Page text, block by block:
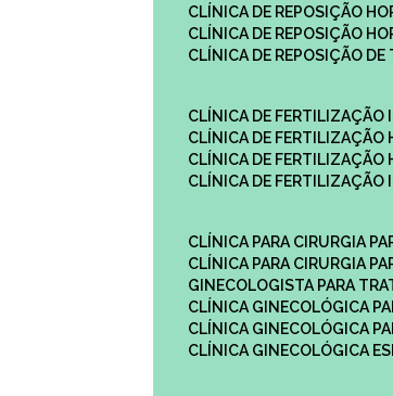
CLÍNICA DE REPOSIÇÃO
CLÍNICA DE REPOSIÇÃO
CLÍNICA DE REPOSIÇÃO
CLÍNICA DE FERTILIZAÇÃO
CLÍNICA DE FERTILIZAÇÃO
CLÍNICA DE
CLÍNICA DE
CLÍNICA PARA CIRURGIA
CLÍNICA PARA CIRURGIA
GINECOLOGISTA PARA
CLÍNICA GINECOLÓGICA
CLÍNICA GINECOLÓGICA
CLÍNICA GINECOLÓGICA